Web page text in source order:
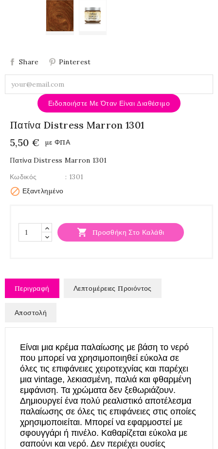
Share Pinterest
Ειδοποιήστε Με Όταν Είναι Διαθέσιμο
Πατίνα Distress Marron 1301
5,50 €
με ΦΠΑ
Πατίνα Distress Marron 1301
Κωδικός
: 1301
 Εξαντλημένο
 Προσθήκη Στο Καλάθι
Περιγραφή Λεπτομέρειες Προιόντος
Αποστολή
Είναι μια κρέμα παλαίωσης με βάση το νερό
που μπορεί να χρησιμοποιηθεί εύκολα σε
όλες τις επιφάνειες χειροτεχνίας και παρέχει
μια vintage, λεκιασμένη, παλιά και φθαρμένη
εμφάνιση. Τα χρώματα δεν ξεθωριάζουν.
Δημιουργεί ένα πολύ ρεαλιστικό αποτέλεσμα
παλαίωσης σε όλες τις επιφάνειες στις οποίες
χρησιμοποιείται. Μπορεί να εφαρμοστεί με
σφουγγάρι ή πινέλο. Καθαρίζεται εύκολα με
σαπούνι και νερό. Δεν περιέχει ουσίες